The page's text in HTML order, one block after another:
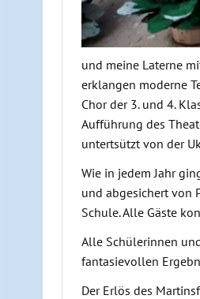
und meine Laterne
erklangen moderne
Chor der 3. und 4.
Aufführung des
untertsützt von der
Wie in jedem Jahr
und abgesichert von
Schule. Alle Gäste
Alle Schülerinnen
fantasievollen
Der Erlös des